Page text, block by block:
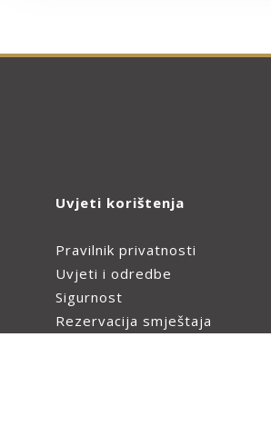
Uvjeti korištenja
Pravilnik privatnosti
Uvjeti i odredbe
Sigurnost
Rezervacija smještaja